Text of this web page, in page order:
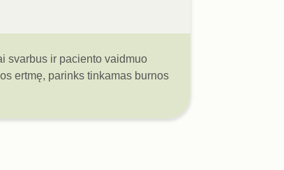
svarbus ir paciento vaidmuo
ertmę, parinks tinkamas burnos